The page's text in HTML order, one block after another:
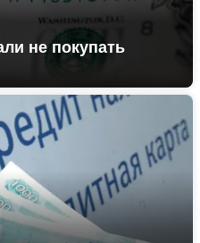
не покупать